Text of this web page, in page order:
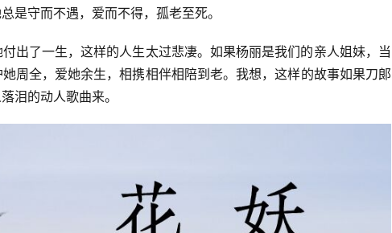
是守而不遇，爱而不得，孤老至死。
出了一生，这样的人生太过悲凄。如果杨丽是我们的亲人姐妹，当
周全，爱她余生，相携相伴相陪到老。我想，这样的故事如果刀郞
泪的动人歌曲来。